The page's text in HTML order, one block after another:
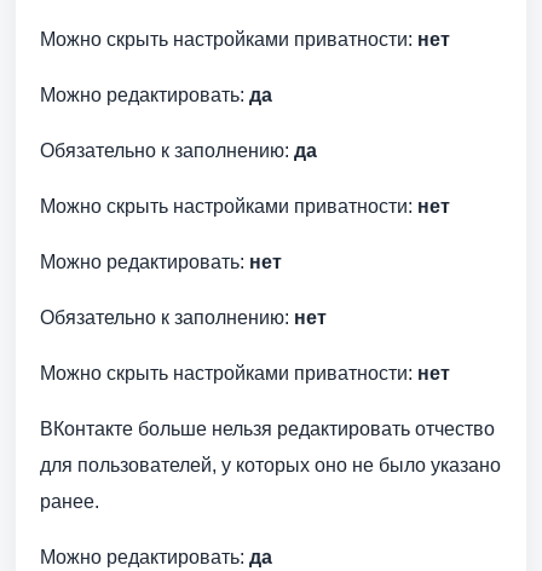
Можно скрыть настройками приватности: нет
Можно редактировать: да
Обязательно к заполнению: да
Можно скрыть настройками приватности: нет
Можно редактировать: нет
Обязательно к заполнению: нет
Можно скрыть настройками приватности: нет
ВКонтакте больше нельзя редактировать отчество
для пользователей, у которых оно не было указано
ранее.
Можно редактировать: да